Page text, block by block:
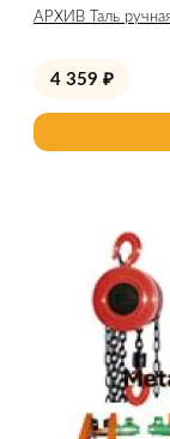
АРХИВ Таль
4 359 ₽